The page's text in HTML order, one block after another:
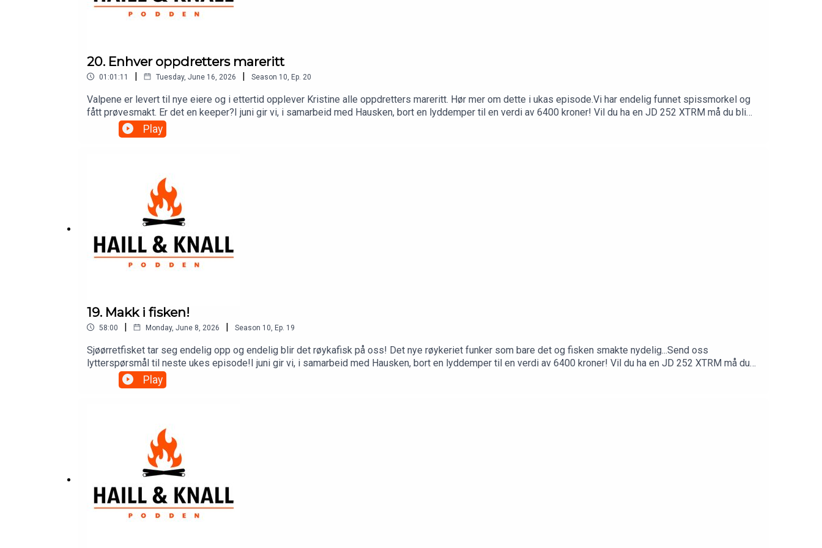
20. Enhver oppdretters mareritt
01:01:11 | Tuesday, June 16, 2026 | Season 10 Ep. 20
Valpene er levert til nye eiere og i ettertid opplever Kristine alle oppdretters mareritt. Hør mer om dette i ukas episode.Vi har endelig funnet spissmorkel og
fått prøvesmakt. Er det en keeper?I juni gir vi, i samarbeid med Hausken, bort en lyddemper til en verdi av 6400 kroner! Vil du ha en JD 252 XTRM må du bli
patreon før måneden er over.Som Patreon hos Haill&Knall får du:– lodd i våre månedlige give-aways– tilgang til filmer og ekstra podcastepisoder– fast rabatt
i nettbutikken– og du bidrar direkte til at vi kan fortsette å lage film, podkast og innhold fra det livet vi leverEtt lodd som supporter, tre lodd som VIP.Tusen
Play
19. Makk i fisken!
58:00 | Monday, June 8, 2026 | Season 10 Ep. 19
Sjøørretfisket tar seg endelig opp og endelig blir det røykafisk på oss! Det nye røykeriet funker som bare det og fisken smakte nydelig...Send oss
lytterspørsmål til neste ukes episode!I juni gir vi, i samarbeid med Hausken, bort en lyddemper til en verdi av 6400 kroner! Vil du ha en JD 252 XTRM må du
bli patreon før måneden er over.Som Patreon hos Haill&Knall får du:– lodd i våre månedlige give-aways– tilgang til filmer og ekstra podcastepisoder– fast
rabatt i nettbutikken– og du bidrar direkte til at vi kan fortsette å lage film, podkast og innhold fra det livet vi leverEtt lodd som supporter, tre lodd som
Play